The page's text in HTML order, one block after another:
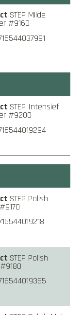
STEP Milde
#9160
STEP Intensief
#9200
STEP Polish
STEP Polish